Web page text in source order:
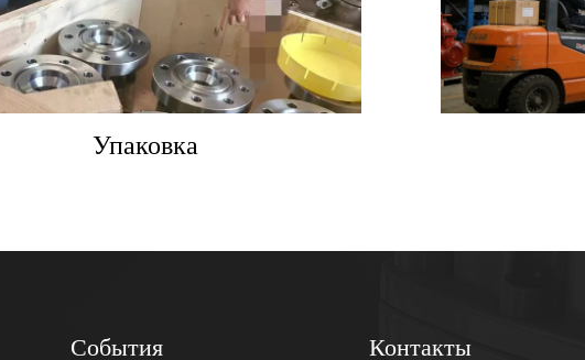
Упаковка
События Контакты